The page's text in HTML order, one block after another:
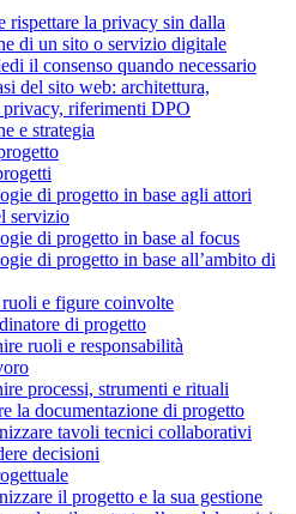
rispettare la privacy sin dalla
di un sito o servizio digitale
il consenso quando necessario
del sito web: architettura,
riferimenti DPO
e strategia
di progetto in base agli attori
servizio
di progetto in base al focus
di progetto in base all’ambito di
e figure coinvolte
di progetto
ruoli e responsabilità
processi, strumenti e rituali
la documentazione di progetto
tavoli tecnici collaborativi
decisioni
il progetto e la sua gestione